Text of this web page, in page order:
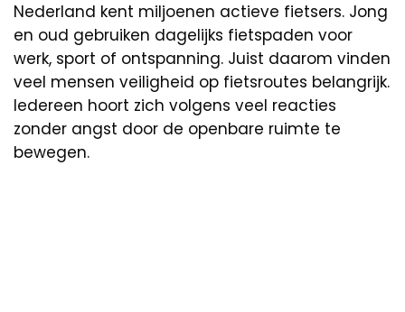
Nederland kent miljoenen actieve fietsers. Jong
en oud gebruiken dagelijks fietspaden voor
werk, sport of ontspanning. Juist daarom vinden
veel mensen veiligheid op fietsroutes belangrijk.
Iedereen hoort zich volgens veel reacties
zonder angst door de openbare ruimte te
bewegen.